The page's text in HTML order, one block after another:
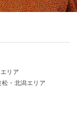
リア
松・北潟エリア